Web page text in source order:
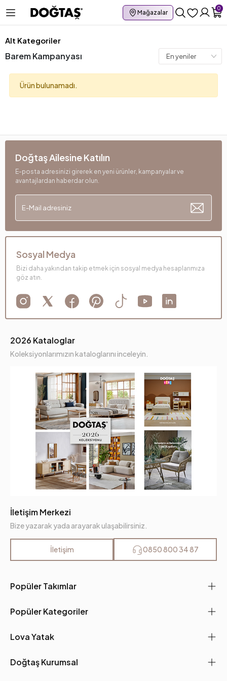
Mağazalar
0
Alt Kategoriler
Barem Kampanyası
Ürün bulunamadı.
Popüler Takımlar
Popüler Kategoriler
Lova Yatak
Doğtaş Kurumsal
2026 Kataloglar
Koleksiyonlarımızın kataloglarını inceleyin.
İletişim Merkezi
Bize yazarak yada arayarak ulaşabilirsiniz.
İletişim 0850 800 34 87
Doğtaş Ailesine Katılın
E-posta adresinizi girerek en yeni ürünler, kampanyalar ve
avantajlardan haberdar olun.
Sosyal Medya
Bizi daha yakından takip etmek için sosyal medya hesaplarımıza
göz atın.